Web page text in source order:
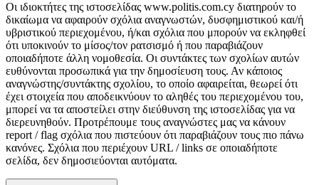
Οι ιδιοκτήτες της ιστοσελίδας www.politis.com.cy διατηρούν το
δικαίωμα να αφαιρούν σχόλια αναγνωστών, δυσφημιστικού και/ή
υβριστικού περιεχομένου, ή/και σχόλια που μπορούν να εκληφθεί
ότι υποκινούν το μίσος/τον ρατσισμό ή που παραβιάζουν
οποιαδήποτε άλλη νομοθεσία. Οι συντάκτες των σχολίων αυτών
ευθύνονται προσωπικά για την δημοσίευση τους. Αν κάποιος
αναγνώστης/συντάκτης σχολίου, το οποίο αφαιρείται, θεωρεί ότι
έχει στοιχεία που αποδεικνύουν το αληθές του περιεχομένου του,
μπορεί να τα αποστείλει στην διεύθυνση της ιστοσελίδας για να
διερευνηθούν. Προτρέπουμε τους αναγνώστες μας να κάνουν
report / flag σχόλια που πιστεύουν ότι παραβιάζουν τους πιο πάνω
κανόνες. Σχόλια που περιέχουν URL / links σε οποιαδήποτε
σελίδα, δεν δημοσιεύονται αυτόματα.